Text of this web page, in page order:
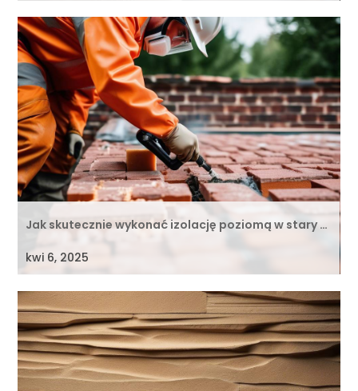
Jak skutecznie wykonać izolację poziomą w stary …
kwi 6, 2025